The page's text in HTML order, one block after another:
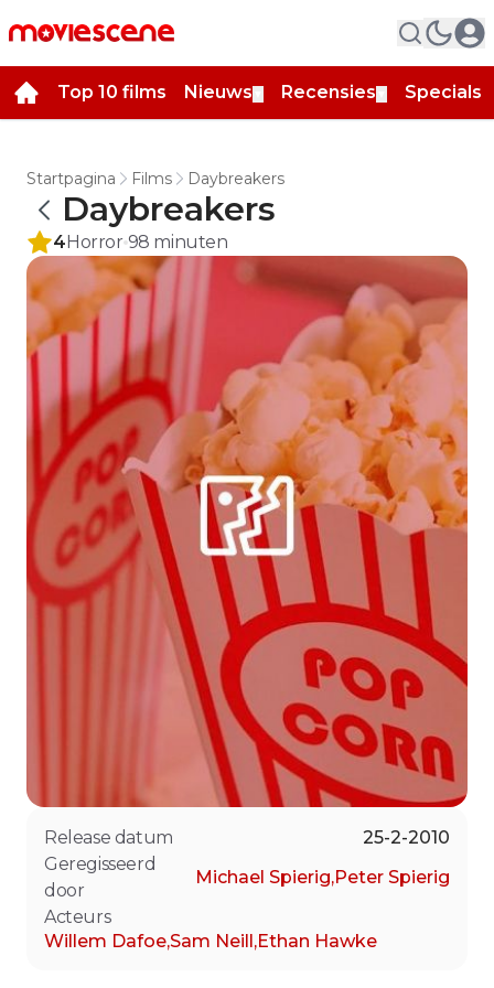
Top 10 films Nieuws Recensies Specials
Startpagina Films Daybreakers
Daybreakers
4Horror 98 minuten
Release datum
25-2-2010
Geregisseerd
door
Michael Spierig,Peter Spierig
Acteurs
Willem Dafoe,Sam Neill,Ethan Hawke